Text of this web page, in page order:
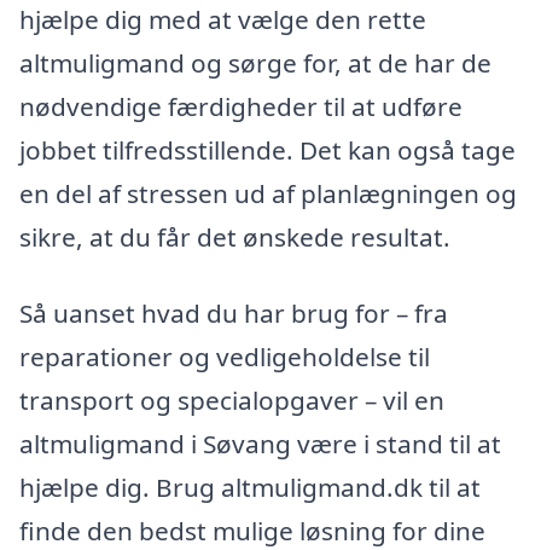
hjælpe dig med at vælge den rette
altmuligmand og sørge for, at de har de
nødvendige færdigheder til at udføre
jobbet tilfredsstillende. Det kan også tage
en del af stressen ud af planlægningen og
sikre, at du får det ønskede resultat.
Så uanset hvad du har brug for – fra
reparationer og vedligeholdelse til
transport og specialopgaver – vil en
altmuligmand i Søvang være i stand til at
hjælpe dig. Brug altmuligmand.dk til at
finde den bedst mulige løsning for dine